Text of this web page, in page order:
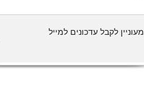
מעוניין לקבל עדכונים למייל